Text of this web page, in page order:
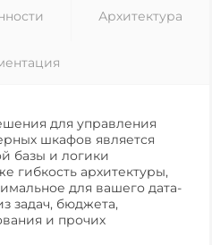
Архитектура
для управления
шкафов является
базы и логики
гибкость архитектуры,
для вашего дата-
задач, бюджета,
и прочих